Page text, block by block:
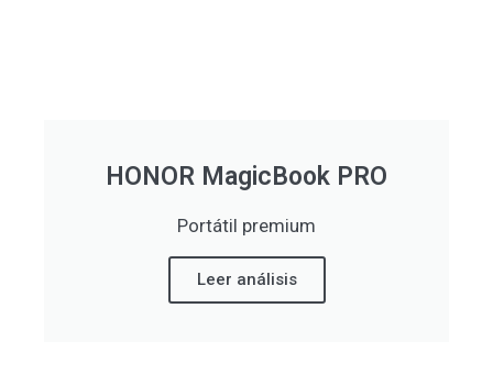
HONOR MagicBook PRO
Portátil premium
Leer análisis